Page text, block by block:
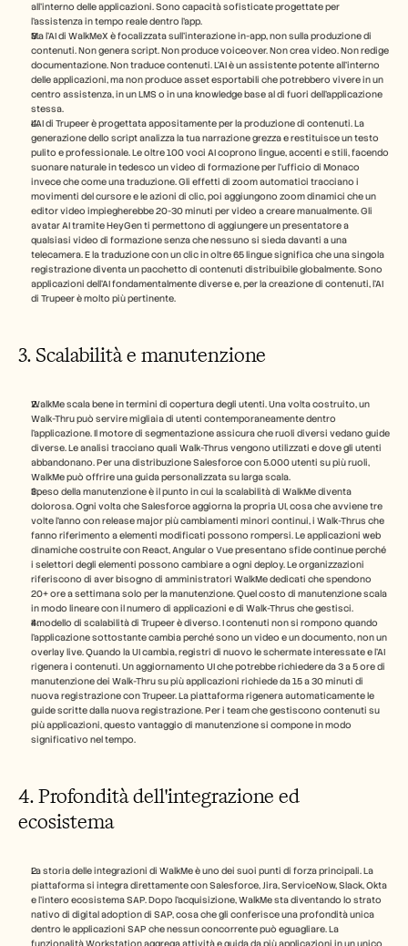
all'interno delle applicazioni. Sono capacità sofisticate progettate per
l'assistenza in tempo reale dentro l'app.
Ma l'AI di WalkMeX è focalizzata sull'interazione in-app, non sulla produzione di
contenuti. Non genera script. Non produce voiceover. Non crea video. Non redige
documentazione. Non traduce contenuti. L'AI è un assistente potente all'interno
delle applicazioni, ma non produce asset esportabili che potrebbero vivere in un
centro assistenza, in un LMS o in una knowledge base al di fuori dell'applicazione
stessa.
L'AI di Trupeer è progettata appositamente per la produzione di contenuti. La
generazione dello script analizza la tua narrazione grezza e restituisce un testo
pulito e professionale. Le oltre 100 voci AI coprono lingue, accenti e stili, facendo
suonare naturale in tedesco un video di formazione per l'ufficio di Monaco
invece che come una traduzione. Gli effetti di zoom automatici tracciano i
movimenti del cursore e le azioni di clic, poi aggiungono zoom dinamici che un
editor video impiegherebbe 20-30 minuti per video a creare manualmente. Gli
avatar AI tramite HeyGen ti permettono di aggiungere un presentatore a
qualsiasi video di formazione senza che nessuno si sieda davanti a una
telecamera. E la traduzione con un clic in oltre 65 lingue significa che una singola
registrazione diventa un pacchetto di contenuti distribuibile globalmente. Sono
applicazioni dell'AI fondamentalmente diverse e, per la creazione di contenuti, l'AI
di Trupeer è molto più pertinente.
3. Scalabilità e manutenzione
WalkMe scala bene in termini di copertura degli utenti. Una volta costruito, un
Walk-Thru può servire migliaia di utenti contemporaneamente dentro
l'applicazione. Il motore di segmentazione assicura che ruoli diversi vedano guide
diverse. Le analisi tracciano quali Walk-Thrus vengono utilizzati e dove gli utenti
abbandonano. Per una distribuzione Salesforce con 5.000 utenti su più ruoli,
WalkMe può offrire una guida personalizzata su larga scala.
Il peso della manutenzione è il punto in cui la scalabilità di WalkMe diventa
dolorosa. Ogni volta che Salesforce aggiorna la propria UI, cosa che avviene tre
volte l'anno con release major più cambiamenti minori continui, i Walk-Thrus che
fanno riferimento a elementi modificati possono rompersi. Le applicazioni web
dinamiche costruite con React, Angular o Vue presentano sfide continue perché
i selettori degli elementi possono cambiare a ogni deploy. Le organizzazioni
riferiscono di aver bisogno di amministratori WalkMe dedicati che spendono
20+ ore a settimana solo per la manutenzione. Quel costo di manutenzione scala
in modo lineare con il numero di applicazioni e di Walk-Thrus che gestisci.
Il modello di scalabilità di Trupeer è diverso. I contenuti non si rompono quando
l'applicazione sottostante cambia perché sono un video e un documento, non un
overlay live. Quando la UI cambia, registri di nuovo le schermate interessate e l'AI
rigenera i contenuti. Un aggiornamento UI che potrebbe richiedere da 3 a 5 ore di
manutenzione dei Walk-Thru su più applicazioni richiede da 15 a 30 minuti di
nuova registrazione con Trupeer. La piattaforma rigenera automaticamente le
guide scritte dalla nuova registrazione. Per i team che gestiscono contenuti su
più applicazioni, questo vantaggio di manutenzione si compone in modo
significativo nel tempo.
4. Profondità dell'integrazione ed
ecosistema
La storia delle integrazioni di WalkMe è uno dei suoi punti di forza principali. La
piattaforma si integra direttamente con Salesforce, Jira, ServiceNow, Slack, Okta
e l'intero ecosistema SAP. Dopo l'acquisizione, WalkMe sta diventando lo strato
nativo di digital adoption di SAP, cosa che gli conferisce una profondità unica
dentro le applicazioni SAP che nessun concorrente può eguagliare. La